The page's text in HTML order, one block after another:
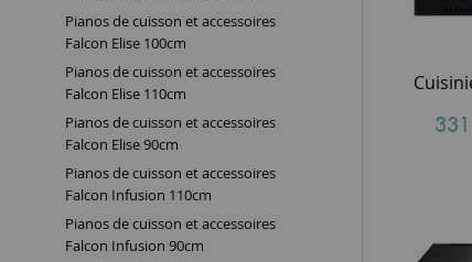
Pianos de cuisson et accessoires
Falcon Elise 100cm
Pianos de cuisson et accessoires
Falcon Elise 110cm
Pianos de cuisson et accessoires
Falcon Elise 90cm
Pianos de cuisson et accessoires
Falcon Infusion 110cm
Pianos de cuisson et accessoires
Falcon Infusion 90cm